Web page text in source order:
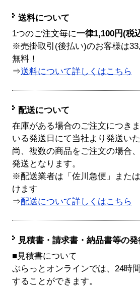
送料について
1つのご注文毎に一律1,100円(税
※売掛取引(後払い)のお客様は
無料！
⇒送料について詳しくはこちら
配送について
在庫がある場合のご注文につき
いる発送日にて当社より発送い
尚、複数の商品をご注文の場合
発送となります。
※配送業者は「佐川急便」また
けます
⇒配送について詳しくはこちら
見積書・請求書・納品書等の
■見積書について
ぷらっとオンラインでは、24時
することができます。